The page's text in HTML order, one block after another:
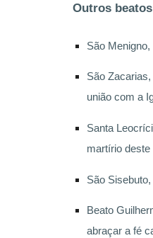
Outros
São
São
união com a
Santa
martírio deste
São
Beato
abraçar a fé